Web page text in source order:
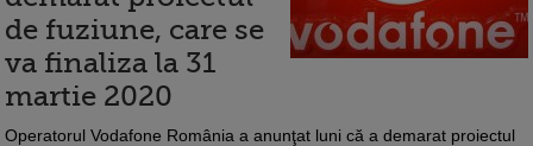
de fuziune, care se
va finaliza la 31
martie 2020
Operatorul Vodafone România a anunţat luni că a demarat proiectul